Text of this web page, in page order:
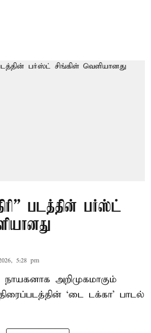
படத்தின் பர்ஸ்ட்
5:28 pm
நாயகனாக அறிமுகமாகும்
திரைப்படத்தின் ‘டை டக்கா’ பாடல்